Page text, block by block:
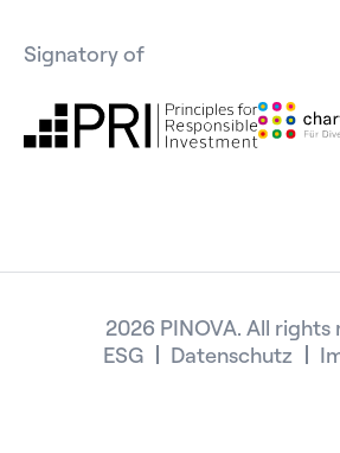
Signatory of
2026 PINOVA. All rights
ESG
Datenschutz